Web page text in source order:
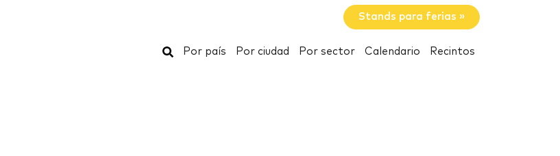
Stands para ferias »
Buscar
Por país Por ciudad Por sector Calendario Recintos